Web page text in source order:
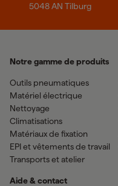
5048 AN Tilburg
Notre gamme de produits
Outils pneumatiques
Matériel électrique
Nettoyage
Climatisations
Matériaux de fixation
EPI et vêtements de travail
Transports et atelier
Aide & contact